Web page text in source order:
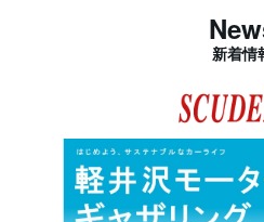
新着情